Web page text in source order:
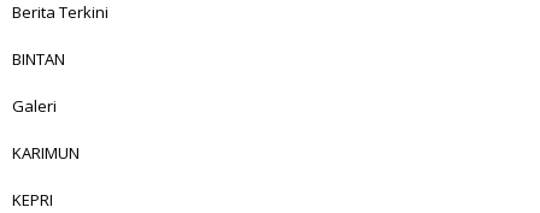
Berita Terkini
BINTAN
Galeri
KARIMUN
KEPRI